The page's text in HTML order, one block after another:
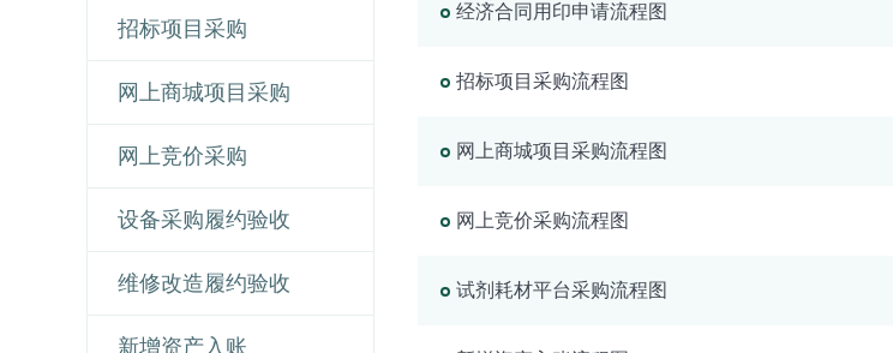
经济合同用印申请流程图
招标项目采购流程图
网上商城项目采购流程图
网上竞价采购流程图
试剂耗材平台采购流程图
招标项目采购
网上商城项目采购
网上竞价采购
设备采购履约验收
维修改造履约验收
新增资产入账